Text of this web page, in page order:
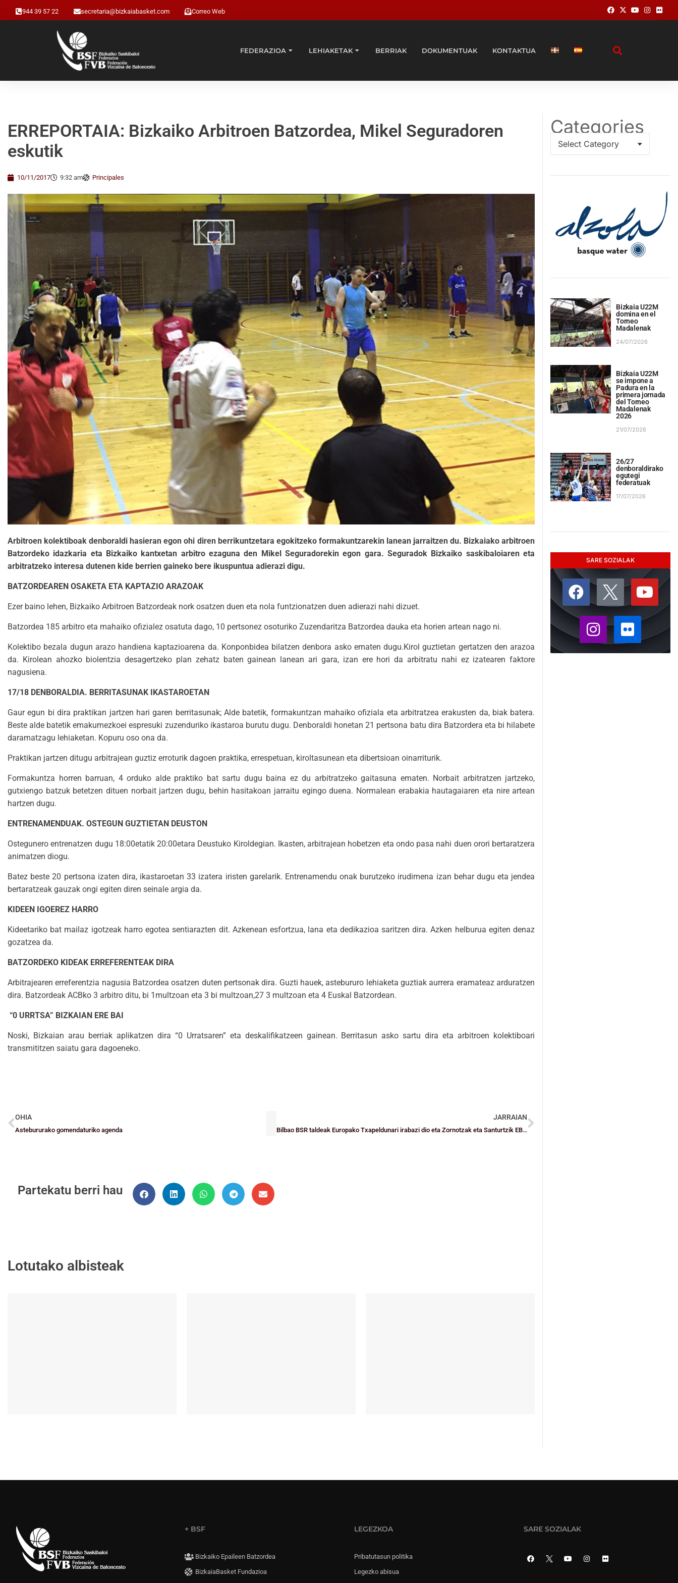
944 39 57 22 secretaria@bizkaiabasket.com Correo Web
FEDERAZIOA LEHIAKETAK BERRIAK DOKUMENTUAK KONTAKTUA
ERREPORTAIA: Bizkaiko Arbitroen Batzordea, Mikel Seguradoren
eskutik
10/11/2017 9:32 am Principales
Arbitroen kolektiboak denboraldi hasieran egon ohi diren berrikuntzetara egokitzeko formakuntzarekin lanean jarraitzen du. Bizkaiako arbitroen
Batzordeko idazkaria eta Bizkaiko kantxetan arbitro ezaguna den Mikel Seguradorekin egon gara. Seguradok Bizkaiko saskibaloiaren eta
arbitratzeko interesa dutenen kide berrien gaineko bere ikuspuntua adierazi digu.
BATZORDEAREN OSAKETA ETA KAPTAZIO ARAZOAK
Ezer baino lehen, Bizkaiko Arbitroen Batzordeak nork osatzen duen eta nola funtzionatzen duen adierazi nahi dizuet.
Batzordea 185 arbitro eta mahaiko ofizialez osatuta dago, 10 pertsonez osoturiko Zuzendaritza Batzordea dauka eta horien artean nago ni.
Kolektibo bezala dugun arazo handiena kaptazioarena da. Konponbidea bilatzen denbora asko ematen dugu.Kirol guztietan gertatzen den arazoa
da. Kirolean ahozko biolentzia desagertzeko plan zehatz baten gainean lanean ari gara, izan ere hori da arbitratu nahi ez izatearen faktore
nagusiena.
17/18 DENBORALDIA. BERRITASUNAK IKASTAROETAN
Gaur egun bi dira praktikan jartzen hari garen berritasunak; Alde batetik, formakuntzan mahaiko ofiziala eta arbitratzea erakusten da, biak batera.
Beste alde batetik emakumezkoei espresuki zuzenduriko ikastaroa burutu dugu. Denboraldi honetan 21 pertsona batu dira Batzordera eta bi hilabete
daramatzagu lehiaketan. Kopuru oso ona da.
Praktikan jartzen ditugu arbitrajean guztiz erroturik dagoen praktika, errespetuan, kiroltasunean eta dibertsioan oinarriturik.
Formakuntza horren barruan, 4 orduko alde praktiko bat sartu dugu baina ez du arbitratzeko gaitasuna ematen. Norbait arbitratzen jartzeko,
gutxiengo batzuk betetzen dituen norbait jartzen dugu, behin hasitakoan jarraitu egingo duena. Normalean erabakia hautagaiaren eta nire artean
hartzen dugu.
ENTRENAMENDUAK. OSTEGUN GUZTIETAN DEUSTON
Ostegunero entrenatzen dugu 18:00etatik 20:00etara Deustuko Kiroldegian. Ikasten, arbitrajean hobetzen eta ondo pasa nahi duen orori bertaratzera
animatzen diogu.
Batez beste 20 pertsona izaten dira, ikastaroetan 33 izatera iristen garelarik. Entrenamendu onak burutzeko irudimena izan behar dugu eta jendea
bertaratzeak gauzak ongi egiten diren seinale argia da.
KIDEEN IGOEREZ HARRO
Kideetariko bat mailaz igotzeak harro egotea sentiarazten dit. Azkenean esfortzua, lana eta dedikazioa saritzen dira. Azken helburua egiten denaz
gozatzea da.
BATZORDEKO KIDEAK ERREFERENTEAK DIRA
Arbitrajearen erreferentzia nagusia Batzordea osatzen duten pertsonak dira. Guzti hauek, astebururo lehiaketa guztiak aurrera eramateaz arduratzen
dira. Batzordeak ACBko 3 arbitro ditu, bi 1multzoan eta 3 bi multzoan,27 3 multzoan eta 4 Euskal Batzordean.
“0 URRTSA” BIZKAIAN ERE BAI
Noski, Bizkaian arau berriak aplikatzen dira “0 Urratsaren” eta deskalifikatzeen gainean. Berritasun asko sartu dira eta arbitroen kolektiboari
transmititzen saiatu gara dagoeneko.
OHIA
Astebururako gomendaturiko agenda
JARRAIAN
Bilbao BSR taldeak Europako Txapeldunari irabazi dio eta Zornotzak eta Santurtzik EBA ligako sailkapenaren goiko postuetan jarraitzen du
Partekatu berri hau
Lotutako albisteak
Categories
Bizkaia U22M
domina en el
Torneo
Madalenak
24/07/2026
Bizkaia U22M
se impone a
Padura en la
primera jornada
del Torneo
Madalenak
2026
21/07/2026
26/27
denboraldirako
egutegi
federatuak
17/07/2026
SARE SOZIALAK
+ BSF
Bizkaiko Epaileen Batzordea
BizkaiaBasket Fundazioa
LEGEZKOA
Pribatutasun politika
Legezko abisua
SARE SOZIALAK